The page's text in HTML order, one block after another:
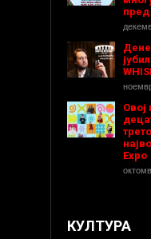
пред
Овој
Expo
КУЛТУРА